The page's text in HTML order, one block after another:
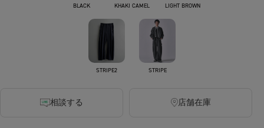
BLACK KHAKI CAMEL LIGHT BROWN
STRIPE2 STRIPE
相談する 店舗在庫